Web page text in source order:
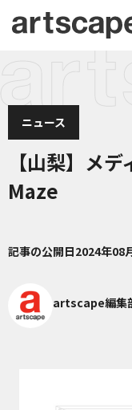
ニュース
【山梨】メ
Maze
記事の公開日2024年08
artscape編集